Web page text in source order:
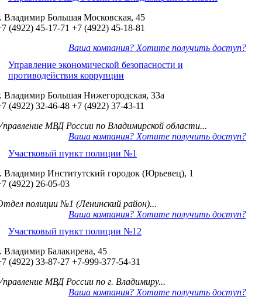
Владимир Большая Московская, 45
(4922) 45-17-71 +7 (4922) 45-18-81
Ваша компания? Хотите получить доступ?
Управление экономической безопасности и
противодействия коррупции
Владимир Большая Нижегородская, 33а
(4922) 32-46-48 +7 (4922) 37-43-11
МВД России по Владимирской области...
Ваша компания? Хотите получить доступ?
Участковый пункт полиции №1
Владимир Институтский городок (Юрьевец), 1
(4922) 26-05-03
полиции №1 (Ленинский район)...
Ваша компания? Хотите получить доступ?
Участковый пункт полиции №12
Владимир Балакирева, 45
(4922) 33-87-27 +7-999-377-54-31
МВД России по г. Владимиру...
Ваша компания? Хотите получить доступ?